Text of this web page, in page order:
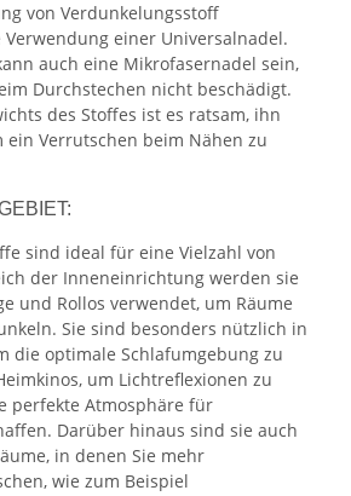
von Verdunkelungsstoff
einer Universalnadel.
auch eine Mikrofasernadel sein,
Durchstechen nicht beschädigt.
des Stoffes ist es ratsam, ihn
ein Verrutschen beim Nähen zu
sind ideal für eine Vielzahl von
der Inneneinrichtung werden sie
und Rollos verwendet, um Räume
Sie sind besonders nützlich in
die optimale Schlafumgebung zu
um Lichtreflexionen zu
perfekte Atmosphäre für
Darüber hinaus sind sie auch
in denen Sie mehr
wie zum Beispiel